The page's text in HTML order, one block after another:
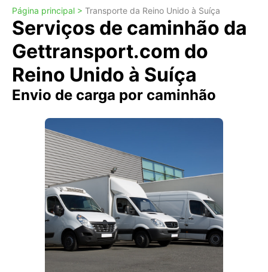
Página principal > Transporte da Reino Unido à Suíça
Serviços de caminhão da
Gettransport.com do
Reino Unido à Suíça
Envio de carga por caminhão